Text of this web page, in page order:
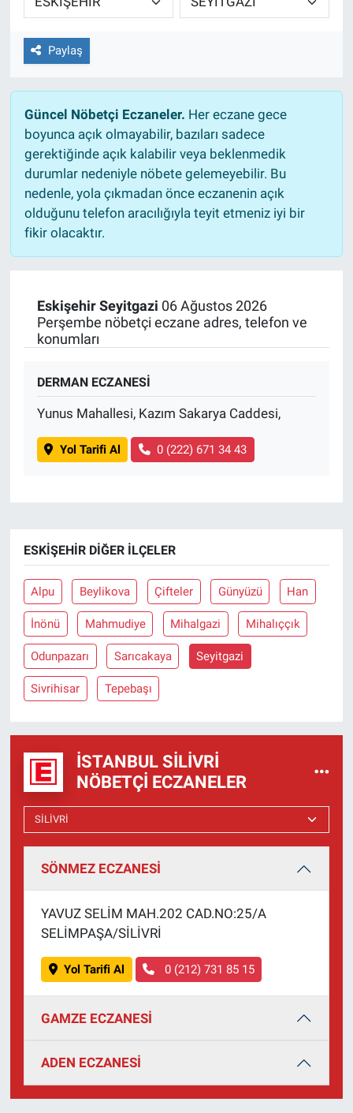
Paylaş
Güncel Nöbetçi Eczaneler. Her eczane gece
boyunca açık olmayabilir, bazıları sadece
gerektiğinde açık kalabilir veya beklenmedik
durumlar nedeniyle nöbete gelemeyebilir. Bu
nedenle, yola çıkmadan önce eczanenin açık
olduğunu telefon aracılığıyla teyit etmeniz iyi bir
fikir olacaktır.
Eskişehir Seyitgazi 06 Ağustos 2026
Perşembe nöbetçi eczane adres, telefon ve
konumları
DERMAN ECZANESİ
Yunus Mahallesi, Kazım Sakarya Caddesi,
Yol Tarifi Al 0 (222) 671 34 43
ESKIŞEHIR DIĞER İLÇELER
Alpu Beylikova Çifteler Günyüzü Han
İnönü Mahmudiye Mihalgazi Mihalıççık
Odunpazarı Sarıcakaya Seyitgazi
Sivrihisar Tepebaşı
İSTANBUL SILIVRI
NÖBETÇI ECZANELER
SÖNMEZ ECZANESİ
YAVUZ SELİM MAH.202 CAD.NO:25/A
SELİMPAŞA/SİLİVRİ
Yol Tarifi Al 0 (212) 731 85 15
GAMZE ECZANESİ
ADEN ECZANESİ